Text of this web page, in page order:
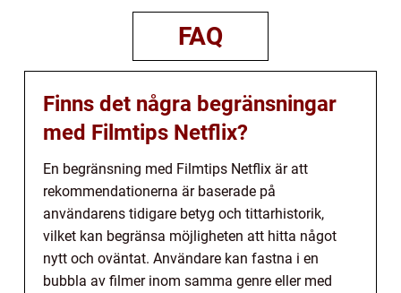
FAQ
Finns det några begränsningar
med Filmtips Netflix?
En begränsning med Filmtips Netflix är att
rekommendationerna är baserade på
användarens tidigare betyg och tittarhistorik,
vilket kan begränsa möjligheten att hitta något
nytt och oväntat. Användare kan fastna i en
bubbla av filmer inom samma genre eller med